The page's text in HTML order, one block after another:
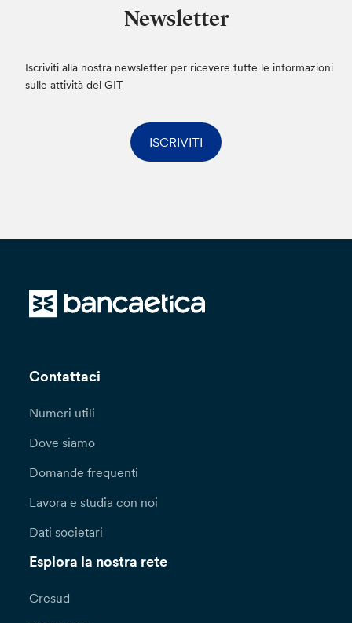
Regolamento (UE) 2016/679, avverrà in modo
da garantire la sicurezza e la riservatezza e
elettronici. I dati che comunicherai saranno
conservati non oltre il tempo strettamente
necessario per dare seguito alla tua istanza.
I dati personali potranno essere trasferiti anche
in Paesi Terzi, con ciò intendendo paesi non
appartenenti all’Unione Europea o allo Spazio
o, in caso contrario, esclusivamente previa
contrattualizzazione di Clausole Contrattuali
alternativa potrà essere valutata la sussistenza
del GDPR.
Potrai esercitare in ogni momento i diritti a te
Regolamento (UE) 2016/679 (diritto di accesso,
trattamento, di notifica, portabilità dei dati,
opposizione, di non essere sottoposto a una
automatizzato, compresa la profilazione)
Popolare Etica Società cooperativa per azioni,
Newsletter
Iscriviti alla nostra newsletter per ricevere tutte le informazioni
sulle attività del GIT
ISCRIVITI
Contattaci
Numeri utili
Dove siamo
Domande frequenti
Lavora e studia con noi
Dati societari
Esplora la nostra rete
Cresud